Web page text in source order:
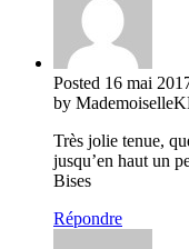
Posted 16 mai
by
Très jolie tenue,
jusqu’en haut un
Bises
Répondre